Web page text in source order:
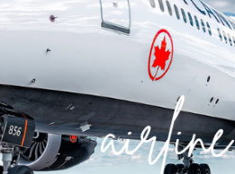
円OFFクーポン
アー 最大10,000円OFFクーポン
円OFFクーポン
/タイ ホテル 10%OFFクーポン
10%OFFクーポン